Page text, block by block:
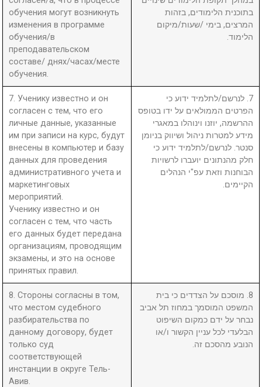
обучения могут возникнуть
изменения в программе
обучения/в
преподавательском
составе/ днях/часах/месте
обучения.
בתוכנית הלימודים, בזהות
המרצים, בימי /שעות/מיקום
הלימוד.
7. Ученику известно и он
согласен с тем, что его
личные данные, указанные
им при записи на курс, будут
внесены в компьютер и базу
данных для проведения
административного учета и
маркетинговых
мероприятий.
Ученику известно и он
согласен с тем, что часть
его данных будет передана
организациям, проводящим
экзамены, и это на основе
принятых правил.
7. לנרשם/לתלמיד ידוע כי
הפרטים הממולאים על ידו בטופס
ההרשמה, יוזנו וינוהלו במאגרי
מידע למטרות ניהול ושיווק בניומן
סנטר. לנרשם/לתלמיד ידוע כי
חלק מהנתונים יועברו לרשויות
הבוחנות וזאת עפ"י הנהלים
הקיימים.
8. Стороны согласны в том,
что местом судебного
разбирательства по
данному договору, будет
только суд
соответствующей
инстанции в округе Тель-
Авив.
8. מוסכם על הצדדים כי בית
המשפט המוסמך במחוז תל אביב
נבחר על ידם כמקום השיפוט
הבלעדי לכל עניין הקשור ו/או
הנובע מהסכם זה.